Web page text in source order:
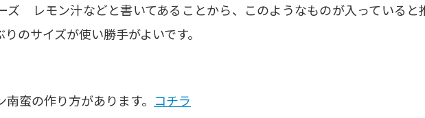
ズ レモン汁などと書いてあることから、このようなものが入っていると
のサイズが使い勝手がよいです。
蛮の作り方があります。 コチラ